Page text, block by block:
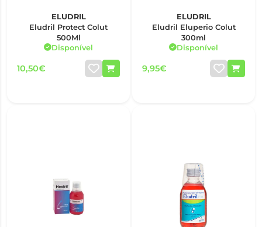
ELUDRIL
Eludril Protect Colut
500Ml
Disponível
10,50€
ELUDRIL
Eludril Eluperio Colut
300ml
Disponível
9,95€